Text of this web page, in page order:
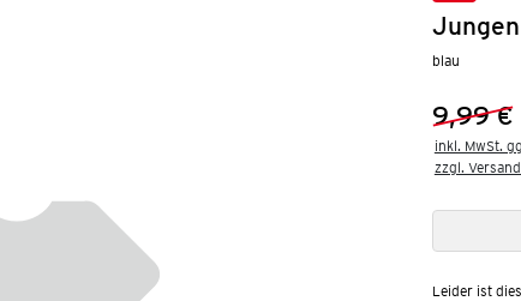
blau
9,99 €
Neuer
inkl. MwSt.
zzgl.
Leider ist